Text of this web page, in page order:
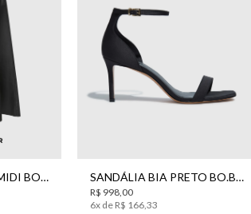
SAIA TINA COURO MIDI BO.BÔ FEMININA SANDÁLIA BIA PRETO BO.BÔ FEMININA
R$ 998,00
6x de R$ 166,33